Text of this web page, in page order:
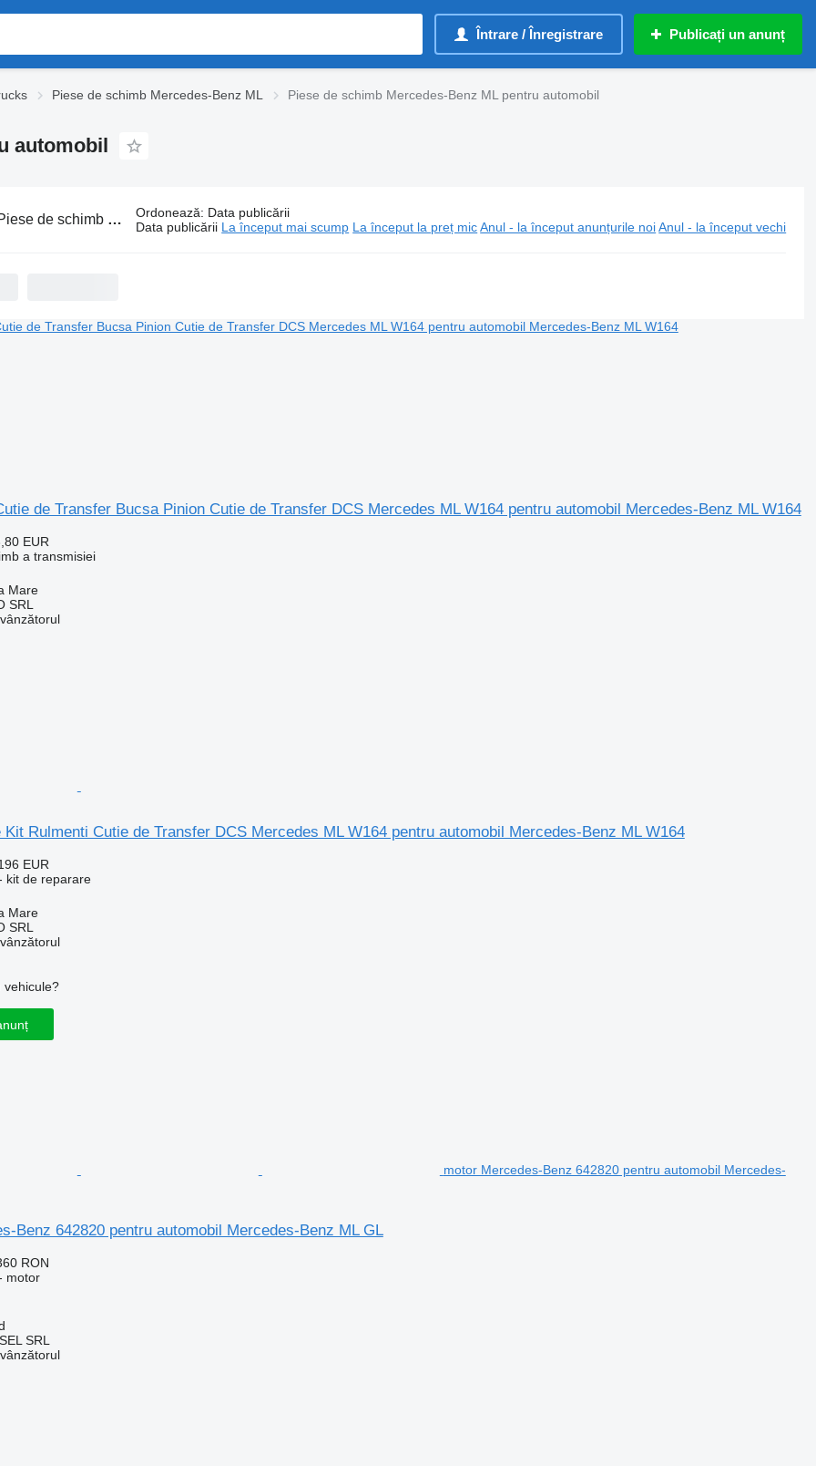
Întrare / Înregistrare Publicați un anunț
Piese de schimb Mercedes-Benz ML Piese de schimb Mercedes-Benz ML pentru automobil
automobil
de schimb Mercedes-Benz ML pentru automobil Ordonează: Data publicării
Data publicării La început mai scump La început la preț mic Anul - la început anunțurile noi Anul - la început vechi
de Transfer Bucsa Pinion Cutie de Transfer DCS Mercedes ML W164 pentru automobil Mercedes-Benz ML W164
EUR
a transmisiei
Mare
SRL
Kit Rulmenti Cutie de Transfer DCS Mercedes ML W164 pentru automobil Mercedes-Benz ML W164
EUR
kit de reparare
Mare
SRL
vehicule?
motor Mercedes-Benz 642820 pentru automobil Mercedes-
Benz 642820 pentru automobil Mercedes-Benz ML GL
RON
motor
SRL